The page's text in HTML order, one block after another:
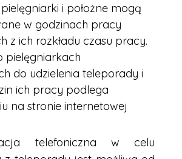
i położne mogą
w godzinach pracy
z ich rozkładu czasu pracy.
pielęgniarkach
do udzielenia teleporady i
ich pracy podlega
na stronie internetowej
telefoniczna w celu